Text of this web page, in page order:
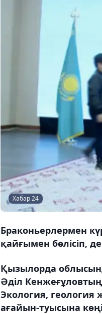
Хабар 24
Браконьерлермен
қайғымен бөлісіп,
Қызылорда
Әділ
Экология, геология
ағайын-туысына